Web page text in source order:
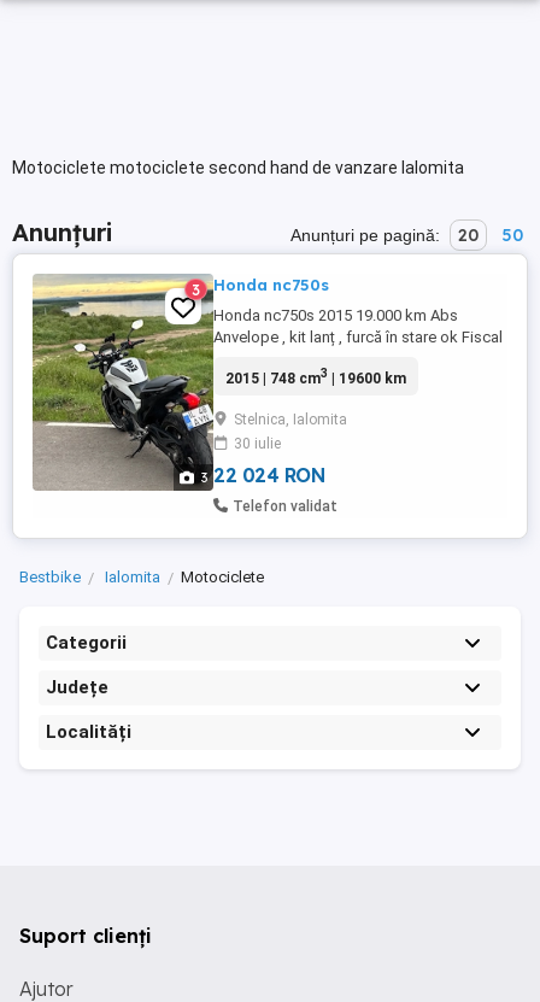
Motociclete motociclete second hand de vanzare Ialomita
Anunțuri Anunțuri pe pagină: 20 50
3
3 Honda nc750s
Honda nc750s 2015 19.000 km Abs
Anvelope , kit lanț , furcă în stare ok Fiscal
2015 | 748 cm3 | 19600 km
Stelnica, Ialomita
30 iulie
22 024 RON
Telefon validat
Bestbike Ialomita Motociclete
Categorii
Județe
Localități
Suport clienți
Ajutor